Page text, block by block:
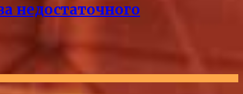
недостаточного